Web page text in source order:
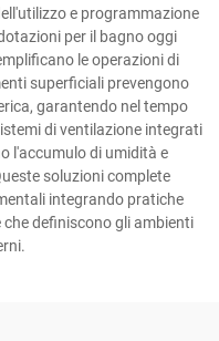
e programmazione
per il bagno oggi
le operazioni di
superficiali prevengono
garantendo nel tempo
di ventilazione integrati
l'accumulo di umidità e
soluzioni complete
integrando pratiche
definiscono gli ambienti